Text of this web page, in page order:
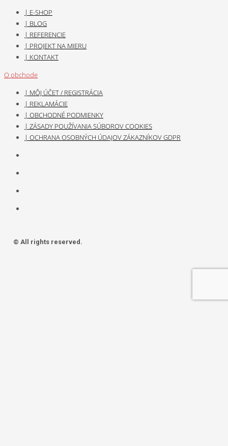
| E-SHOP
| BLOG
| REFERENCIE
| PROJEKT NA MIERU
| KONTAKT
O obchode
| MÔJ ÚČET / REGISTRÁCIA
| REKLAMÁCIE
| OBCHODNÉ PODMIENKY
| ZÁSADY POUŽÍVANIA SÚBOROV COOKIES
| OCHRANA OSOBNÝCH ÚDAJOV ZÁKAZNÍKOV GDPR
© All rights reserved.